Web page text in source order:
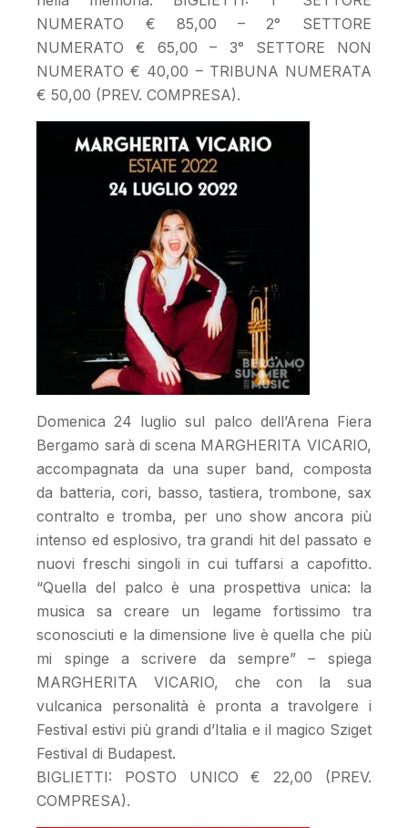
NUMERATO € 85,00 – 2° SETTORE
NUMERATO € 65,00 – 3° SETTORE NON
NUMERATO € 40,00 – TRIBUNA NUMERATA
€ 50,00 (PREV. COMPRESA).
Domenica 24 luglio sul palco dell’Arena Fiera
Bergamo sarà di scena MARGHERITA VICARIO,
accompagnata da una super band, composta
da batteria, cori, basso, tastiera, trombone, sax
contralto e tromba, per uno show ancora più
intenso ed esplosivo, tra grandi hit del passato e
nuovi freschi singoli in cui tuffarsi a capofitto.
“Quella del palco è una prospettiva unica: la
musica sa creare un legame fortissimo tra
sconosciuti e la dimensione live è quella che più
mi spinge a scrivere da sempre” – spiega
MARGHERITA VICARIO, che con la sua
vulcanica personalità è pronta a travolgere i
Festival estivi più grandi d’Italia e il magico Sziget
Festival di Budapest.
BIGLIETTI: POSTO UNICO € 22,00 (PREV.
COMPRESA).